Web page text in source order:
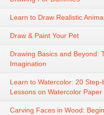
Learn to Draw Realistic
Draw & Paint Your Pet
Drawing Basics and Beyond:
Imagination
Learn to Watercolor: 20
Lessons on Watercolor Paper
Carving Faces in Wood: